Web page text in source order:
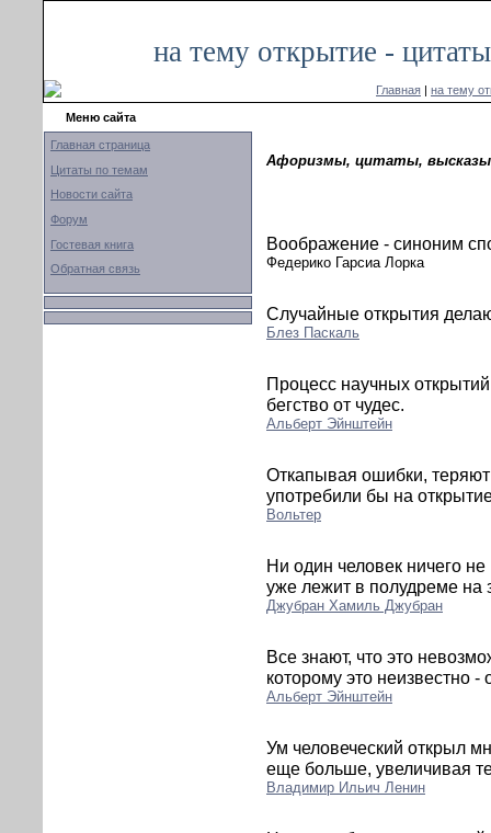
на тему открытие -
Главная | на тему
Меню сайта
Главная страница
Цитаты по темам
Новости сайта
Форум
Гостевая книга
Обратная связь
Афоризмы, цитаты,
Воображение - синоним
Федерико Гарсиа Лорка
Случайные открытия
Блез Паскаль
Процесс научных
бегство от чудес.
Альберт Эйнштейн
Откапывая ошибки,
употребили бы на
Вольтер
Ни один человек ничего
уже лежит в полудреме на
Джубран Хамиль Джубран
Все знают, что это
которому это неизвестно -
Альберт Эйнштейн
Ум человеческий открыл
еще больше, увеличивая
Владимир Ильич Ленин